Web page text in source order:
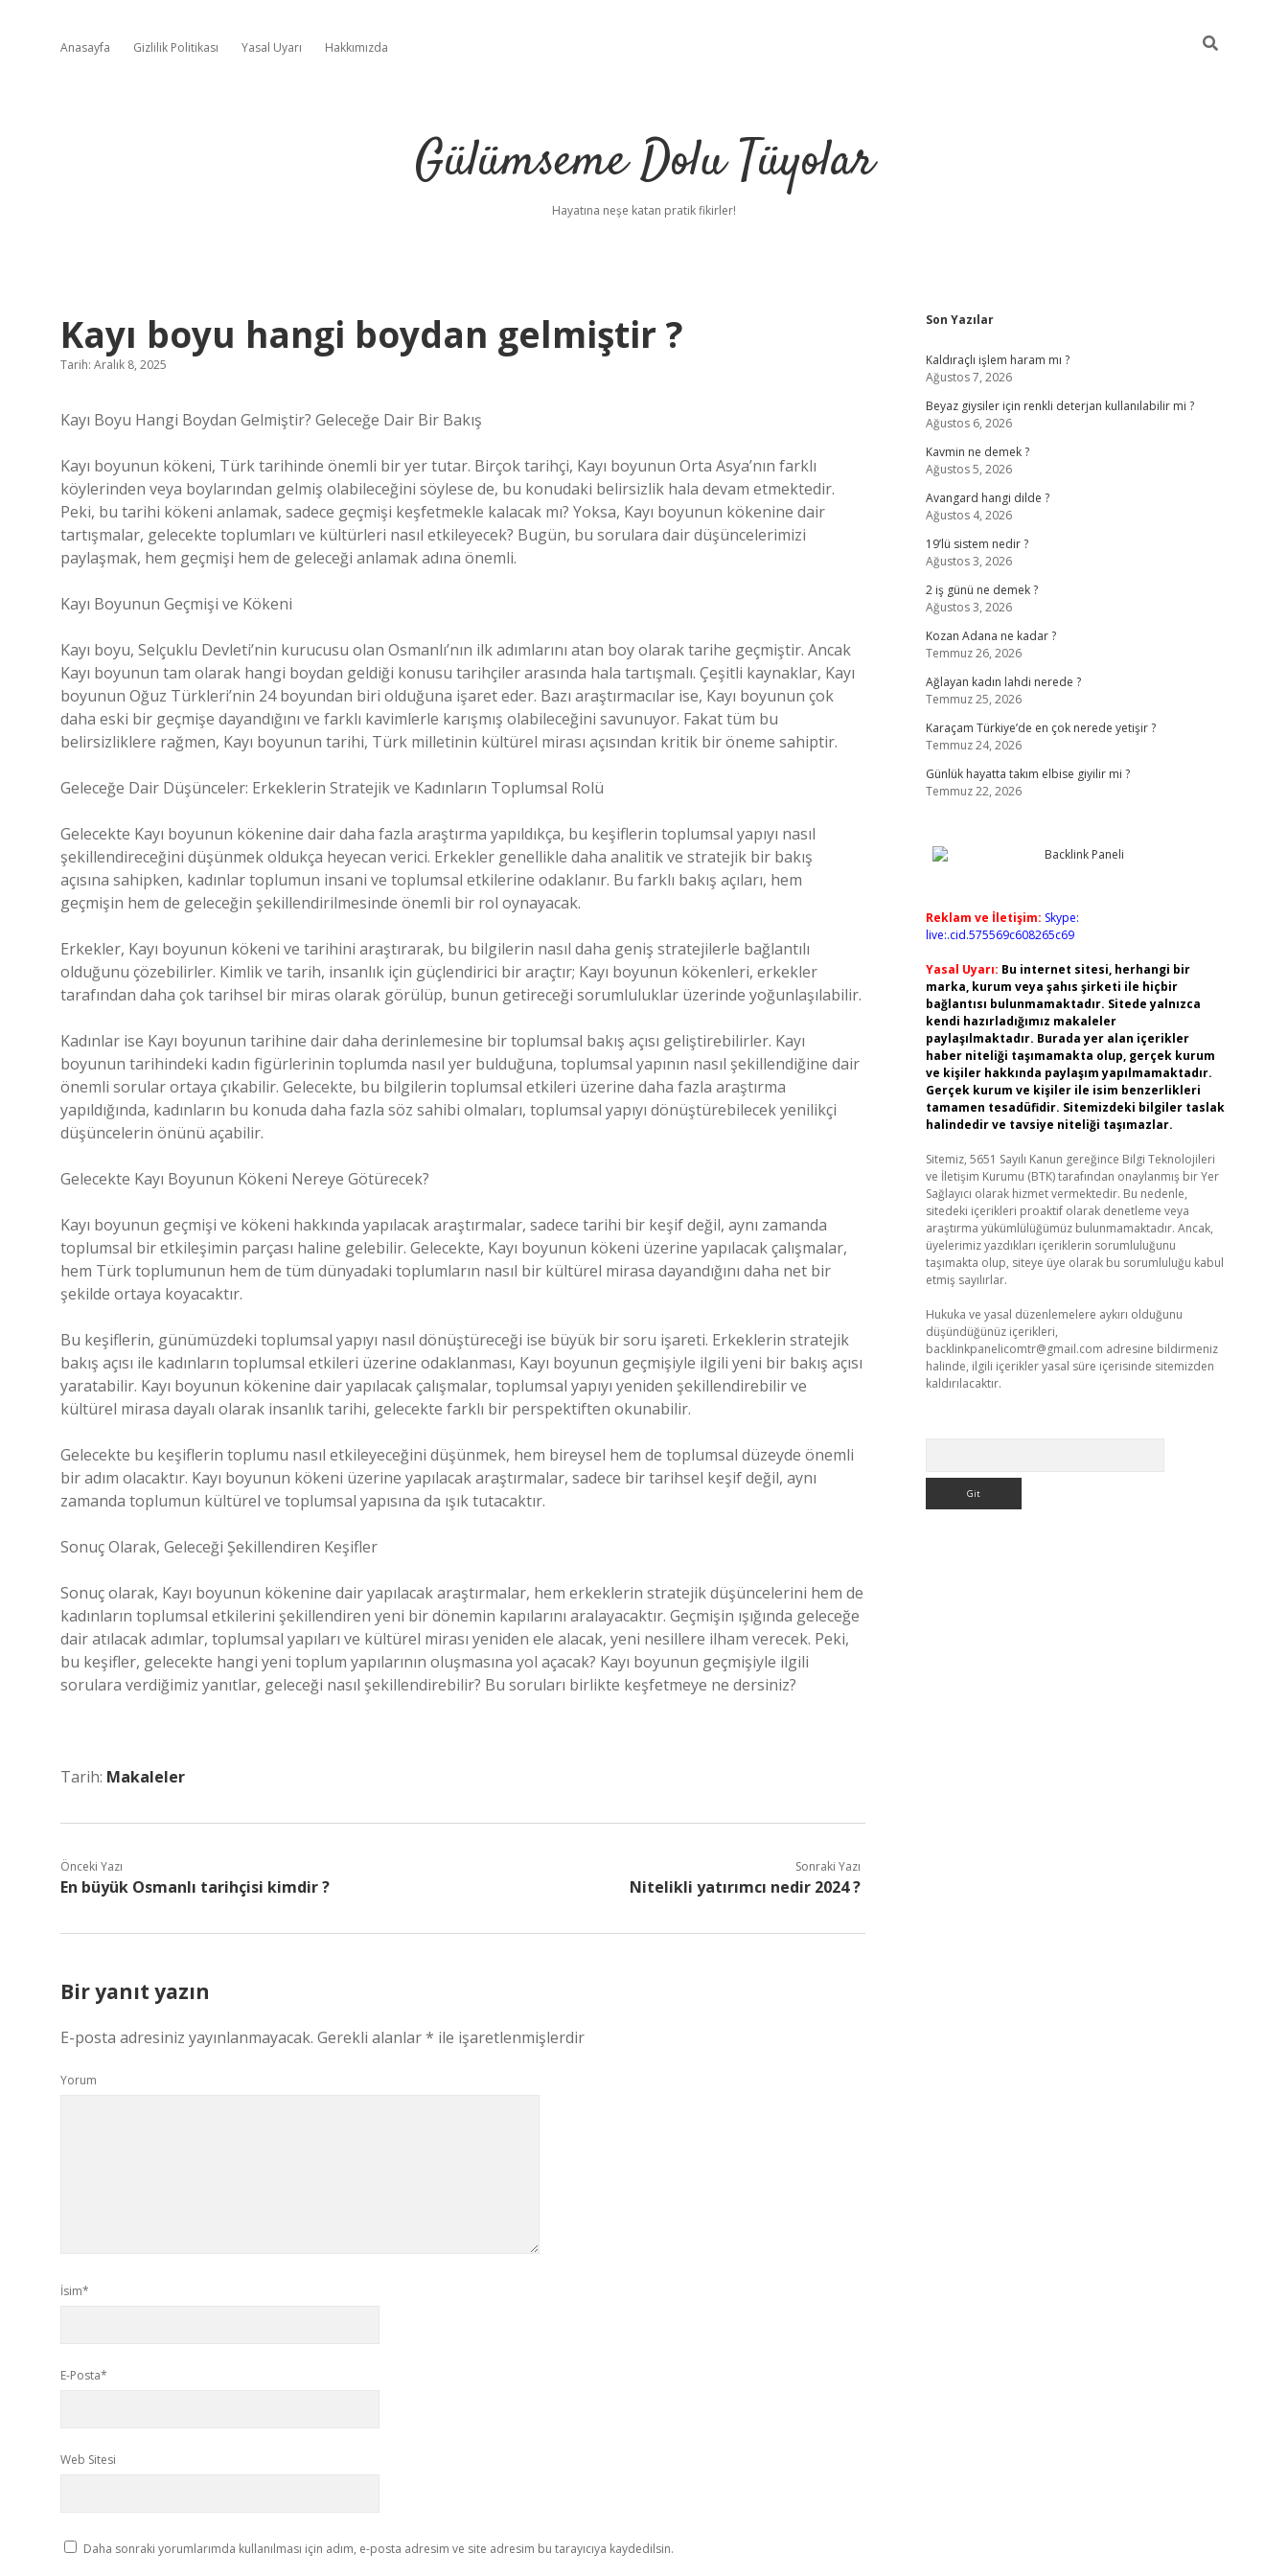
Anasayfa Gizlilik Politikası Yasal Uyarı Hakkımızda
Gülümseme Dolu Tüyolar
Hayatına neşe katan pratik fikirler!
Kayı boyu hangi boydan gelmiştir ?
Tarih: Aralık 8, 2025
Kayı Boyu Hangi Boydan Gelmiştir? Geleceğe Dair Bir Bakış
Kayı boyunun kökeni, Türk tarihinde önemli bir yer tutar. Birçok tarihçi, Kayı boyunun Orta Asya’nın farklı
köylerinden veya boylarından gelmiş olabileceğini söylese de, bu konudaki belirsizlik hala devam etmektedir.
Peki, bu tarihi kökeni anlamak, sadece geçmişi keşfetmekle kalacak mı? Yoksa, Kayı boyunun kökenine dair
tartışmalar, gelecekte toplumları ve kültürleri nasıl etkileyecek? Bugün, bu sorulara dair düşüncelerimizi
paylaşmak, hem geçmişi hem de geleceği anlamak adına önemli.
Kayı Boyunun Geçmişi ve Kökeni
Kayı boyu, Selçuklu Devleti’nin kurucusu olan Osmanlı’nın ilk adımlarını atan boy olarak tarihe geçmiştir. Ancak
Kayı boyunun tam olarak hangi boydan geldiği konusu tarihçiler arasında hala tartışmalı. Çeşitli kaynaklar, Kayı
boyunun Oğuz Türkleri’nin 24 boyundan biri olduğuna işaret eder. Bazı araştırmacılar ise, Kayı boyunun çok
daha eski bir geçmişe dayandığını ve farklı kavimlerle karışmış olabileceğini savunuyor. Fakat tüm bu
belirsizliklere rağmen, Kayı boyunun tarihi, Türk milletinin kültürel mirası açısından kritik bir öneme sahiptir.
Geleceğe Dair Düşünceler: Erkeklerin Stratejik ve Kadınların Toplumsal Rolü
Gelecekte Kayı boyunun kökenine dair daha fazla araştırma yapıldıkça, bu keşiflerin toplumsal yapıyı nasıl
şekillendireceğini düşünmek oldukça heyecan verici. Erkekler genellikle daha analitik ve stratejik bir bakış
açısına sahipken, kadınlar toplumun insani ve toplumsal etkilerine odaklanır. Bu farklı bakış açıları, hem
geçmişin hem de geleceğin şekillendirilmesinde önemli bir rol oynayacak.
Erkekler, Kayı boyunun kökeni ve tarihini araştırarak, bu bilgilerin nasıl daha geniş stratejilerle bağlantılı
olduğunu çözebilirler. Kimlik ve tarih, insanlık için güçlendirici bir araçtır; Kayı boyunun kökenleri, erkekler
tarafından daha çok tarihsel bir miras olarak görülüp, bunun getireceği sorumluluklar üzerinde yoğunlaşılabilir.
Kadınlar ise Kayı boyunun tarihine dair daha derinlemesine bir toplumsal bakış açısı geliştirebilirler. Kayı
boyunun tarihindeki kadın figürlerinin toplumda nasıl yer bulduğuna, toplumsal yapının nasıl şekillendiğine dair
önemli sorular ortaya çıkabilir. Gelecekte, bu bilgilerin toplumsal etkileri üzerine daha fazla araştırma
yapıldığında, kadınların bu konuda daha fazla söz sahibi olmaları, toplumsal yapıyı dönüştürebilecek yenilikçi
düşüncelerin önünü açabilir.
Gelecekte Kayı Boyunun Kökeni Nereye Götürecek?
Kayı boyunun geçmişi ve kökeni hakkında yapılacak araştırmalar, sadece tarihi bir keşif değil, aynı zamanda
toplumsal bir etkileşimin parçası haline gelebilir. Gelecekte, Kayı boyunun kökeni üzerine yapılacak çalışmalar,
hem Türk toplumunun hem de tüm dünyadaki toplumların nasıl bir kültürel mirasa dayandığını daha net bir
şekilde ortaya koyacaktır.
Bu keşiflerin, günümüzdeki toplumsal yapıyı nasıl dönüştüreceği ise büyük bir soru işareti. Erkeklerin stratejik
bakış açısı ile kadınların toplumsal etkileri üzerine odaklanması, Kayı boyunun geçmişiyle ilgili yeni bir bakış açısı
yaratabilir. Kayı boyunun kökenine dair yapılacak çalışmalar, toplumsal yapıyı yeniden şekillendirebilir ve
kültürel mirasa dayalı olarak insanlık tarihi, gelecekte farklı bir perspektiften okunabilir.
Gelecekte bu keşiflerin toplumu nasıl etkileyeceğini düşünmek, hem bireysel hem de toplumsal düzeyde önemli
bir adım olacaktır. Kayı boyunun kökeni üzerine yapılacak araştırmalar, sadece bir tarihsel keşif değil, aynı
zamanda toplumun kültürel ve toplumsal yapısına da ışık tutacaktır.
Sonuç Olarak, Geleceği Şekillendiren Keşifler
Sonuç olarak, Kayı boyunun kökenine dair yapılacak araştırmalar, hem erkeklerin stratejik düşüncelerini hem de
kadınların toplumsal etkilerini şekillendiren yeni bir dönemin kapılarını aralayacaktır. Geçmişin ışığında geleceğe
dair atılacak adımlar, toplumsal yapıları ve kültürel mirası yeniden ele alacak, yeni nesillere ilham verecek. Peki,
bu keşifler, gelecekte hangi yeni toplum yapılarının oluşmasına yol açacak? Kayı boyunun geçmişiyle ilgili
sorulara verdiğimiz yanıtlar, geleceği nasıl şekillendirebilir? Bu soruları birlikte keşfetmeye ne dersiniz?
Tarih: Makaleler
Önceki Yazı
En büyük Osmanlı tarihçisi kimdir ?
Sonraki Yazı
Nitelikli yatırımcı nedir 2024 ?
Bir yanıt yazın
E-posta adresiniz yayınlanmayacak. Gerekli alanlar* ile işaretlenmişlerdir
Yorum
İsim*
E-Posta*
Web Sitesi
Daha sonraki yorumlarımda kullanılması için adım, e-posta adresim ve site adresim bu tarayıcıya kaydedilsin.
Sidebar
Son Yazılar
Kaldıraçlı işlem haram mı ?
Ağustos 7, 2026
Beyaz giysiler için renkli deterjan kullanılabilir mi ?
Ağustos 6, 2026
Kavmin ne demek ?
Ağustos 5, 2026
Avangard hangi dilde ?
Ağustos 4, 2026
19’lü sistem nedir ?
Ağustos 3, 2026
2 iş günü ne demek ?
Ağustos 3, 2026
Kozan Adana ne kadar ?
Temmuz 26, 2026
Ağlayan kadın lahdi nerede ?
Temmuz 25, 2026
Karaçam Türkiye’de en çok nerede yetişir ?
Temmuz 24, 2026
Günlük hayatta takım elbise giyilir mi ?
Temmuz 22, 2026
Reklam ve İletişim: Skype:
live:.cid.575569c608265c69
Yasal Uyarı: Bu internet sitesi, herhangi bir
marka, kurum veya şahıs şirketi ile hiçbir
bağlantısı bulunmamaktadır. Sitede yalnızca
kendi hazırladığımız makaleler
paylaşılmaktadır. Burada yer alan içerikler
haber niteliği taşımamakta olup, gerçek kurum
ve kişiler hakkında paylaşım yapılmamaktadır.
Gerçek kurum ve kişiler ile isim benzerlikleri
tamamen tesadüfidir. Sitemizdeki bilgiler taslak
halindedir ve tavsiye niteliği taşımazlar.
Sitemiz, 5651 Sayılı Kanun gereğince Bilgi Teknolojileri
ve İletişim Kurumu (BTK) tarafından onaylanmış bir Yer
Sağlayıcı olarak hizmet vermektedir. Bu nedenle,
sitedeki içerikleri proaktif olarak denetleme veya
araştırma yükümlülüğümüz bulunmamaktadır. Ancak,
üyelerimiz yazdıkları içeriklerin sorumluluğunu
taşımakta olup, siteye üye olarak bu sorumluluğu kabul
etmiş sayılırlar.
Hukuka ve yasal düzenlemelere aykırı olduğunu
düşündüğünüz içerikleri,
backlinkpanelicomtr@gmail.com adresine bildirmeniz
halinde, ilgili içerikler yasal süre içerisinde sitemizden
kaldırılacaktır.